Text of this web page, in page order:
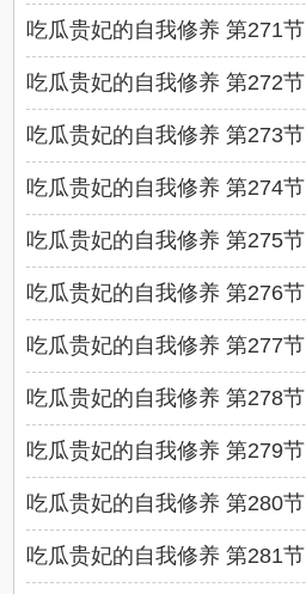
吃瓜贵妃的自我修养 第271节
吃瓜贵妃的自我修养 第272节
吃瓜贵妃的自我修养 第273节
吃瓜贵妃的自我修养 第274节
吃瓜贵妃的自我修养 第275节
吃瓜贵妃的自我修养 第276节
吃瓜贵妃的自我修养 第277节
吃瓜贵妃的自我修养 第278节
吃瓜贵妃的自我修养 第279节
吃瓜贵妃的自我修养 第280节
吃瓜贵妃的自我修养 第281节